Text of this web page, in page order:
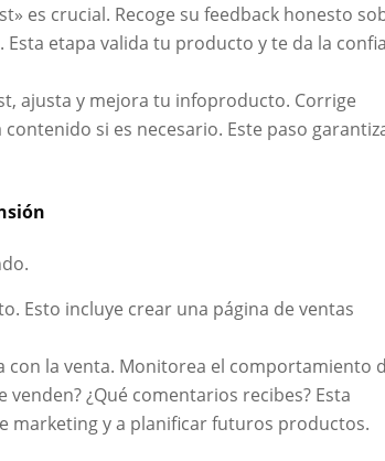
es crucial. Recoge su feedback honesto
etapa valida tu producto y te da la
ajusta y mejora tu infoproducto. Corrige
si es necesario. Este paso
Esto incluye crear una página de ventas
con la venta. Monitorea el comportamiento
¿Qué comentarios recibes? Esta
marketing y a planificar futuros productos.